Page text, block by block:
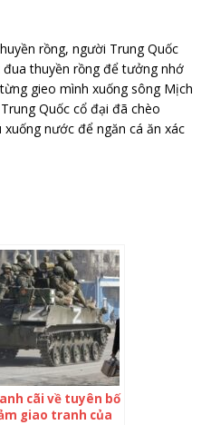
rồng, người Trung Quốc
thuyền rồng để tưởng nhớ
gieo mình xuống sông Mịch
Quốc cổ đại đã chèo
nước để ngăn cá ăn xác
cãi về tuyên bố
giao tranh của